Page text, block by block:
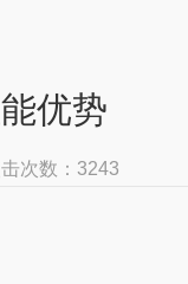
优势
次数：3243